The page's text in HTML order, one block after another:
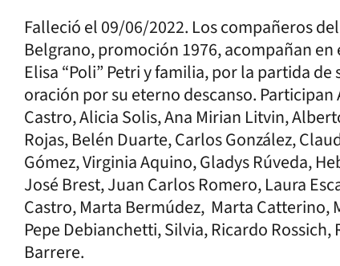
Falleció el 09/06/2022. Los compañeros
Belgrano, promoción 1976, acompañan
Elisa “Poli” Petri y familia, por la partida
oración por su eterno descanso.
Castro, Alicia Solis, Ana Mirian Litvin,
Rojas, Belén Duarte, Carlos González,
Gómez, Virginia Aquino, Gladys Rúveda,
José Brest, Juan Carlos Romero, Laura
Castro, Marta Bermúdez, Marta Catterino,
Pepe Debianchetti, Silvia, Ricardo
Barrere.